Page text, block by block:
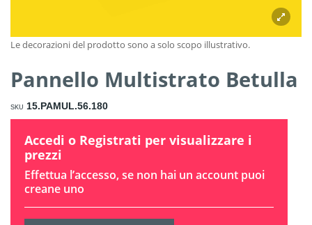
Pannello Multistrato Betulla
SKU 15.PAMUL.56.180
Accedi o Registrati per visualizzare i
prezzi
Effettua l’accesso, se non hai un account puoi
creane uno